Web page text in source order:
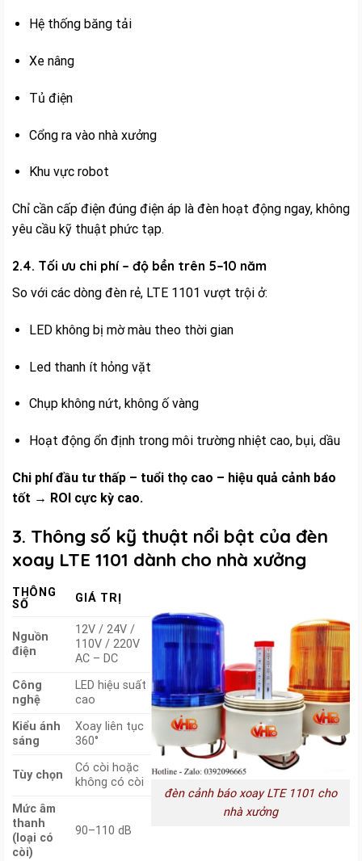
Hệ thống băng tải
Xe nâng
Tủ điện
Cổng ra vào nhà xưởng
Khu vực robot
Chỉ cần cấp điện đúng điện áp là đèn hoạt động ngay, không
yêu cầu kỹ thuật phức tạp.
2.4. Tối ưu chi phí – độ bền trên 5–10 năm
So với các dòng đèn rẻ, LTE 1101 vượt trội ở:
LED không bị mờ màu theo thời gian
Led thanh ít hỏng vặt
Chụp không nứt, không ố vàng
Hoạt động ổn định trong môi trường nhiệt cao, bụi, dầu
Chi phí đầu tư thấp – tuổi thọ cao – hiệu quả cảnh báo
tốt → ROI cực kỳ cao.
3. Thông số kỹ thuật nổi bật của đèn
xoay LTE 1101 dành cho nhà xưởng
THÔNG
SỐ
GIÁ TRỊ
Nguồn
điện
12V / 24V /
110V / 220V
AC – DC
Công
nghệ
LED hiệu suất
cao
Kiểu ánh
sáng
Xoay liên tục
360°
Tùy chọn
Có còi hoặc
không có còi
Mức âm
thanh
(loại có
còi)
90–110 dB
đèn cảnh báo xoay LTE 1101 cho
nhà xưởng